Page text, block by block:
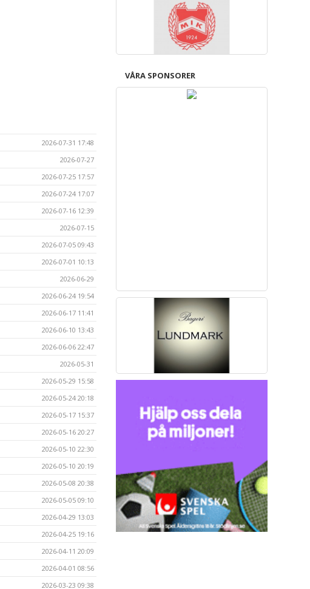
2026-07-31 17:48
2026-07-27
2026-07-25 17:57
2026-07-24 17:07
2026-07-16 12:39
2026-07-15
2026-07-05 09:43
2026-07-01 10:13
2026-06-29
2026-06-24 19:54
2026-06-17 11:41
2026-06-10 13:43
2026-06-06 22:47
2026-05-31
2026-05-29 15:58
2026-05-24 20:18
2026-05-17 15:37
2026-05-16 20:27
2026-05-10 22:30
2026-05-10 20:19
2026-05-08 20:38
2026-05-05 09:10
2026-04-29 13:03
2026-04-25 19:16
2026-04-11 20:09
2026-04-01 08:56
2026-03-23 09:38
VÅRA SPONSORER